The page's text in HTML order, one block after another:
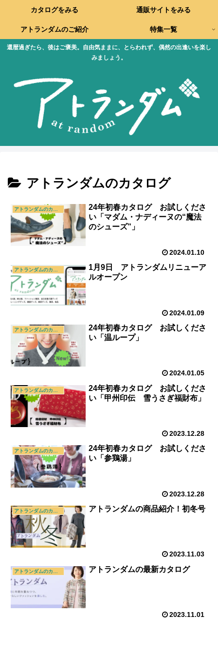
還暦過ぎたら、後はご褒美。自由気ままに、とらわれず、偶然の出逢いを楽し
みましょう。
カタログをみる 通販サイトをみる
アトランダムのご紹介 特集一覧
アトランダムのカタログ
24年初春カタログ お試しくださ
い「マダム・ナディーヌの“魔法
のシューズ”」
2024.01.10
1月9日 アトランダムリニューア
ルオープン
2024.01.09
アトランダムのカタログ
24年初春カタログ お試しくださ
い「温ループ」
2024.01.05
24年初春カタログ お試しくださ
い「甲州印伝 雪うさぎ福財布」
2023.12.28
24年初春カタログ お試しくださ
い「参鶏湯」
2023.12.28
アトランダムのカタログ アトランダムの商品紹介！初冬号
2023.11.03
アトランダムの最新カタログ
2023.11.01